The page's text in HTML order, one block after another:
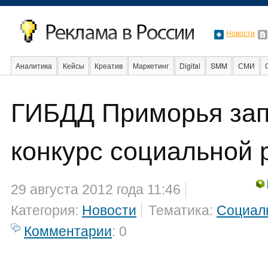
Новости
Аналитика Кейсы Креатив Маркетинг Digital SMM СМИ
ГИБДД Приморья
конкурс
29 августа 2012 года 11:46
Категория: Новости Тематика:
Комментарии: 0